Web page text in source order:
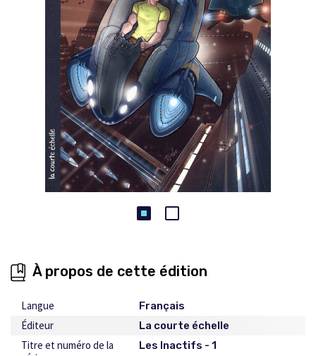
À propos de cette édition
Langue Français
Éditeur La courte échelle
Titre et numéro de la
Les Inactifs - 1